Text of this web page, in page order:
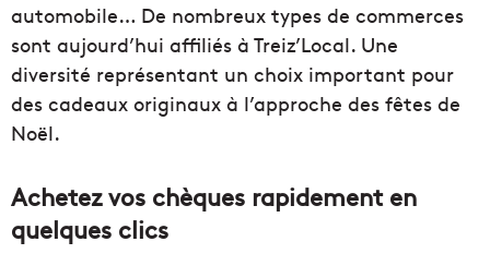
automobile… De nombreux types de commerces
sont aujourd’hui affiliés à Treiz’Local. Une
diversité représentant un choix important pour
des cadeaux originaux à l’approche des fêtes de
Noël.
Achetez vos chèques rapidement en
quelques clics